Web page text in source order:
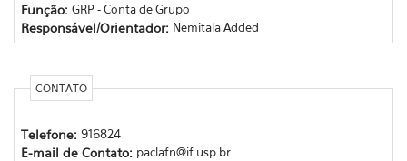
Função: GRP - Conta de Grupo
Responsável/Orientador: Nemitala Added
CONTATO
Telefone: 916824
E-mail de Contato: paclafn@if.usp.br